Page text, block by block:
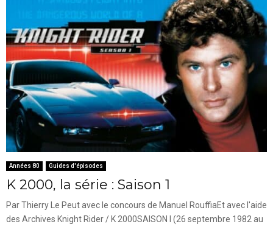
Années 80 Guides d'épisodes
K 2000, la série : Saison 1
Par Thierry Le Peut avec le concours de Manuel RouffiaEt avec l'aide
des Archives Knight Rider / K 2000SAISON I (26 septembre 1982 au